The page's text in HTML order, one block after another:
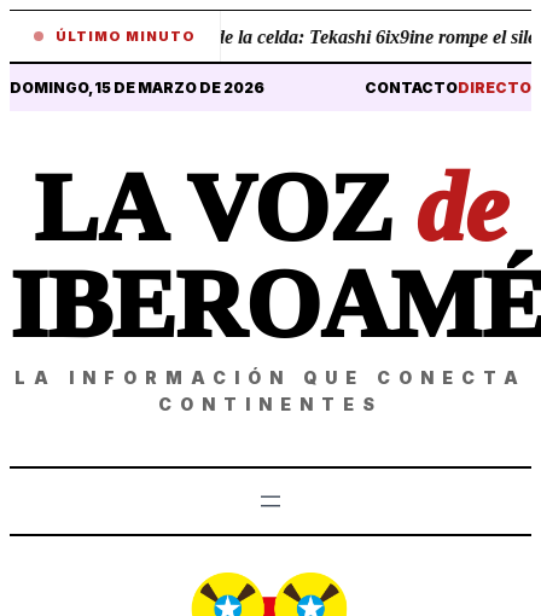
ÚLTIMO MINUTO
Revelaciones desde la celda: Tekashi 6ix9ine rompe el
DOMINGO, 15 DE MARZO DE 2026 CONTACTODIRECTO
LA VOZ de
LA INFORMACIÓN QUE CONECTA
CONTINENTES